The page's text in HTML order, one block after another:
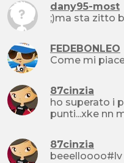
dany95-most
FEDEBONLEO
Come mi piace
87cinzia
ho superato i
punti...xke nn
87cinzia
beeelloooo#lv